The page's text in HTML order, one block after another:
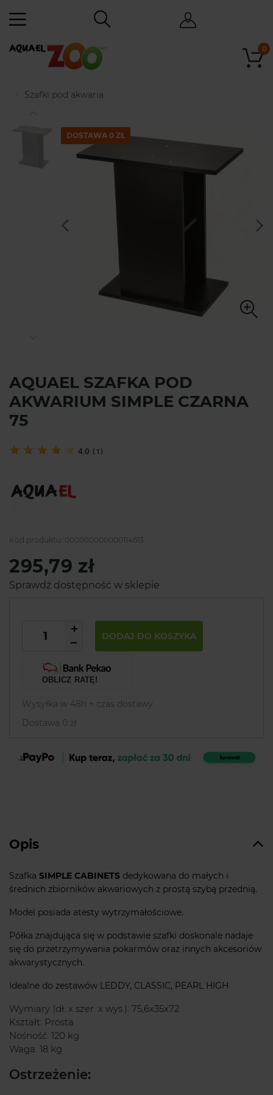
0
Szafki pod akwaria
DOSTAWA 0 ZŁ
AQUAEL SZAFKA POD
AKWARIUM SIMPLE CZARNA
75
4.0 ( 1 )
Kod produktu: 000000000000114613
295,79 zł
Sprawdź dostępność w sklepie
DODAJ DO KOSZYKA
OBLICZ RATĘ!
Wysyłka w 48h + czas dostawy
Dostawa 0 zł
Opis
Szafka SIMPLE CABINETS dedykowana do małych i
średnich zbiorników akwariowych z prostą szybą przednią.
Model posiada atesty wytrzymałościowe.
Półka znajdująca się w podstawie szafki doskonale nadaje
się do przetrzymywania pokarmów oraz innych akcesoriów
akwarystycznych.
Idealne do zestawów LEDDY, CLASSIC, PEARL HIGH
Wymiary (dł. x szer. x wys.): 75,6x35x72
Kształt: Prosta
Nośność: 120 kg
Waga: 18 kg
Ostrzeżenie: